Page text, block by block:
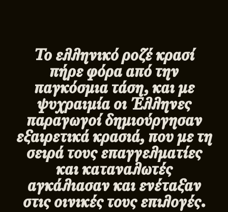
Το ελληνικό ροζέ κρασί
πήρε φόρα από την
παγκόσμια τάση, και με
ψυχραιμία οι Έλληνες
παραγωγοί δημιούργησαν
εξαιρετικά κρασιά, που με τη
σειρά τους επαγγελματίες
και καταναλωτές
αγκάλιασαν και ενέταξαν
στις οινικές τους επιλογές.